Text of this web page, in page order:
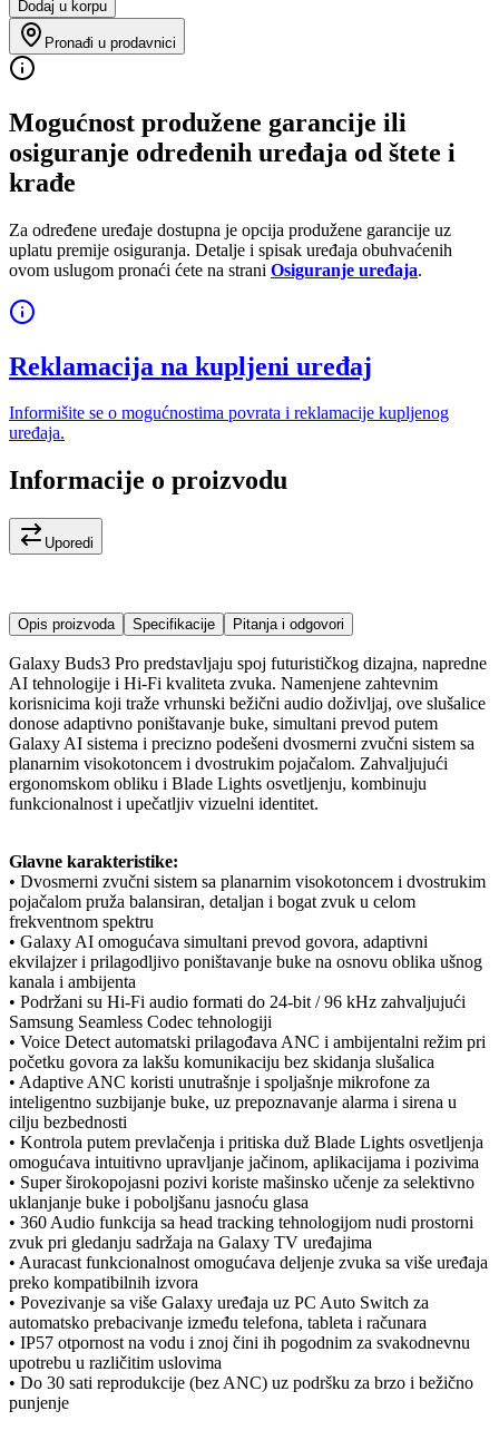
Dodaj u korpu
Pronađi u prodavnici
Mogućnost produžene garancije ili
osiguranje određenih uređaja od štete i
krađe
Za određene uređaje dostupna je opcija produžene garancije uz
uplatu premije osiguranja. Detalje i spisak uređaja obuhvaćenih
ovom uslugom pronaći ćete na strani Osiguranje uređaja.
Reklamacija na kupljeni uređaj
Informišite se o mogućnostima povrata i reklamacije kupljenog
uređaja.
Informacije o proizvodu
Uporedi
Opis proizvoda Specifikacije Pitanja i odgovori
Galaxy Buds3 Pro predstavljaju spoj futurističkog dizajna, napredne
AI tehnologije i Hi-Fi kvaliteta zvuka. Namenjene zahtevnim
korisnicima koji traže vrhunski bežični audio doživljaj, ove slušalice
donose adaptivno poništavanje buke, simultani prevod putem
Galaxy AI sistema i precizno podešeni dvosmerni zvučni sistem sa
planarnim visokotoncem i dvostrukim pojačalom. Zahvaljujući
ergonomskom obliku i Blade Lights osvetljenju, kombinuju
funkcionalnost i upečatljiv vizuelni identitet.
Glavne karakteristike:
• Dvosmerni zvučni sistem sa planarnim visokotoncem i dvostrukim
pojačalom pruža balansiran, detaljan i bogat zvuk u celom
frekventnom spektru
• Galaxy AI omogućava simultani prevod govora, adaptivni
ekvilajzer i prilagodljivo poništavanje buke na osnovu oblika ušnog
kanala i ambijenta
• Podržani su Hi-Fi audio formati do 24-bit / 96 kHz zahvaljujući
Samsung Seamless Codec tehnologiji
• Voice Detect automatski prilagođava ANC i ambijentalni režim pri
početku govora za lakšu komunikaciju bez skidanja slušalica
• Adaptive ANC koristi unutrašnje i spoljašnje mikrofone za
inteligentno suzbijanje buke, uz prepoznavanje alarma i sirena u
cilju bezbednosti
• Kontrola putem prevlačenja i pritiska duž Blade Lights osvetljenja
omogućava intuitivno upravljanje jačinom, aplikacijama i pozivima
• Super širokopojasni pozivi koriste mašinsko učenje za selektivno
uklanjanje buke i poboljšanu jasnoću glasa
• 360 Audio funkcija sa head tracking tehnologijom nudi prostorni
zvuk pri gledanju sadržaja na Galaxy TV uređajima
• Auracast funkcionalnost omogućava deljenje zvuka sa više uređaja
preko kompatibilnih izvora
• Povezivanje sa više Galaxy uređaja uz PC Auto Switch za
automatsko prebacivanje između telefona, tableta i računara
• IP57 otpornost na vodu i znoj čini ih pogodnim za svakodnevnu
upotrebu u različitim uslovima
• Do 30 sati reprodukcije (bez ANC) uz podršku za brzo i bežično
punjenje